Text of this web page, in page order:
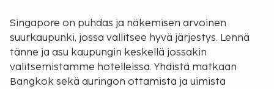
Singapore on puhdas ja näkemisen arvoinen
suurkaupunki, jossa vallitsee hyvä järjestys. Lennä
tänne ja asu kaupungin keskellä jossakin
valitsemistamme hotelleissa. Yhdistä matkaan
Bangkok sekä auringon ottamista ja uimista